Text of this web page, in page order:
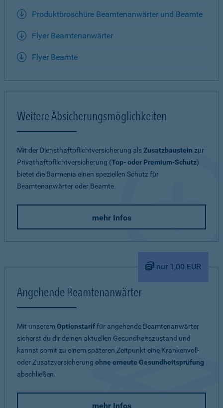
Produktbroschüre Beamtenanwärter und Beamte
Flyer Beamtenanwärter
Flyer Beamte
Weitere Absicherungsmöglichkeiten
Mit der Diensthaftpflichtversicherung alsZusatzbaustein zur
Privathaftpflichtversicherung (Top- oder Premium-Schutz)
bietet die Barmenia einen speziellen Schutz für
Beamtenanwärter oder Beamte.
mehr Infos
nur 1,00 EUR
Angehende Beamtenanwärter
Mit unseremOptionstariffür angehende Beamtenanwärter
sicherst du dir deinen aktuellen Gesundheitszustand und
kannst somit zu einem späteren Zeitpunkt eine Krankenvoll-
oder Zusatzversicherung ohne erneute Gesundheitsprüfung
abschließen.
mehr Infos